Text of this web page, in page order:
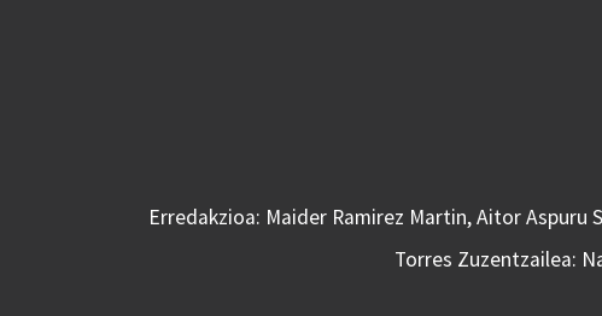
Erredakzioa: Maider Ramirez Martin, Aitor
Torres Zuzentzailea: